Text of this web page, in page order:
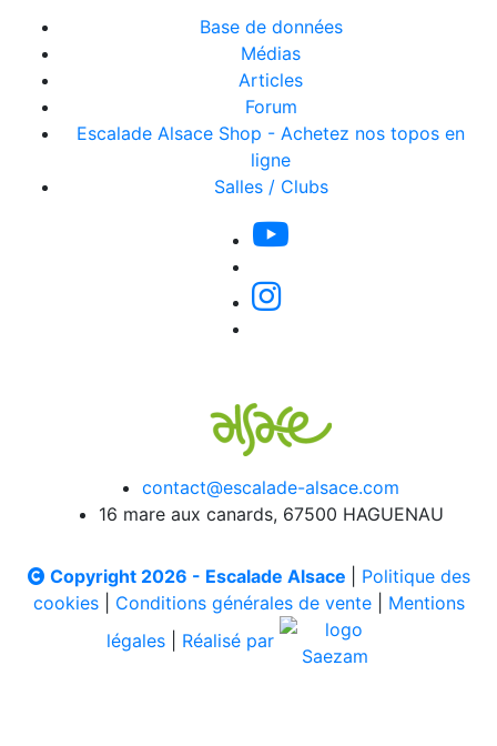
Base de données
Médias
Articles
Forum
Escalade Alsace Shop - Achetez nos topos en
ligne
Salles / Clubs
contact@escalade-alsace.com
16 mare aux canards, 67500 HAGUENAU
Copyright 2026 - Escalade Alsace
Politique des
cookies| Conditions générales de vente| Mentions
légales
Réalisé par